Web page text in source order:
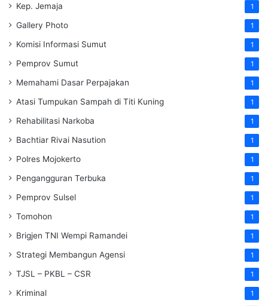
Kep. Jemaja 1
Gallery Photo 1
Komisi Informasi Sumut 1
Pemprov Sumut 1
Memahami Dasar Perpajakan 1
Atasi Tumpukan Sampah di Titi Kuning 1
Rehabilitasi Narkoba 1
Bachtiar Rivai Nasution 1
Polres Mojokerto 1
Pengangguran Terbuka 1
Pemprov Sulsel 1
Tomohon 1
Brigjen TNI Wempi Ramandei 1
Strategi Membangun Agensi 1
TJSL – PKBL – CSR 1
Kriminal 1